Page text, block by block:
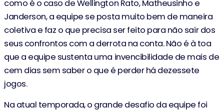
como é o caso de Wellington Rato, Matheusinho e
Janderson, a equipe se posta muito bem de maneira
coletiva e faz o que precisa ser feito para não sair dos
seus confrontos com a derrota na conta. Não é à toa
que a equipe sustenta uma invencibilidade de mais de
cem dias sem saber o que é perder há dezessete
jogos.
Na atual temporada, o grande desafio da equipe foi